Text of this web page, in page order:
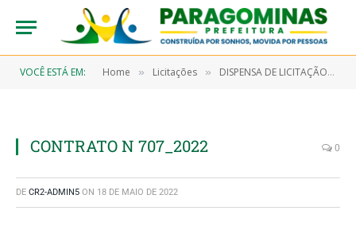
VOCÊ ESTÁ EM: Home » Licitações » DISPENSA DE LICITAÇÃO Nº 7/2022-00011 (AQUISIÇÃO DE MATERIAIS DE CONSUMO, TAIS COMO, MATERIAIS DE MANUTENÇÃO DE BENS E IMÓVEIS E ELÉTRICOS)
CONTRATO N 707_2022 0
DE CR2-ADMIN5 ON 18 DE MAIO DE 2022